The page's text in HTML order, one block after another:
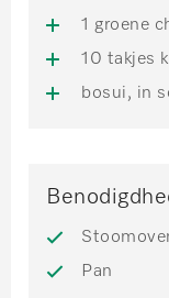
1 groene
10 takjes
bosui, in
Pan